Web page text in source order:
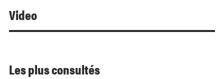
Video
Les plus consultés